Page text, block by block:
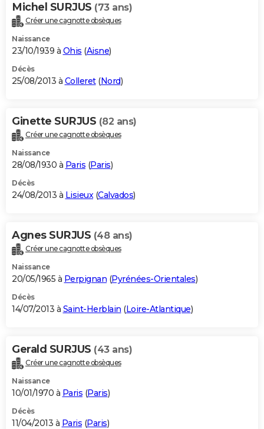
Michel SURJUS (73 ans)
Créer une cagnotte obsèques
Naissance
23/10/1939 à Ohis (Aisne)
Décès
25/08/2013 à Colleret(Nord)
Ginette SURJUS (82 ans)
Créer une cagnotte obsèques
Naissance
28/08/1930 à Paris (Paris)
Décès
24/08/2013 à Lisieux(Calvados)
Agnes SURJUS (48 ans)
Créer une cagnotte obsèques
Naissance
20/05/1965 à Perpignan (Pyrénées-Orientales)
Décès
14/07/2013 à Saint-Herblain (Loire-Atlantique)
Gerald SURJUS (43 ans)
Créer une cagnotte obsèques
Naissance
10/01/1970 à Paris (Paris)
Décès
11/04/2013 à Paris (Paris)